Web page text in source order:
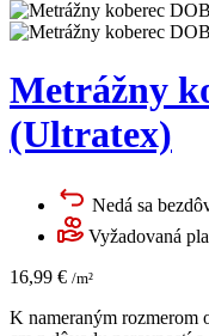
Metrážny
(Ultratex)
Nedá sa
Vyžadovaná
16,99 € /m²
K nameraným rozmerom